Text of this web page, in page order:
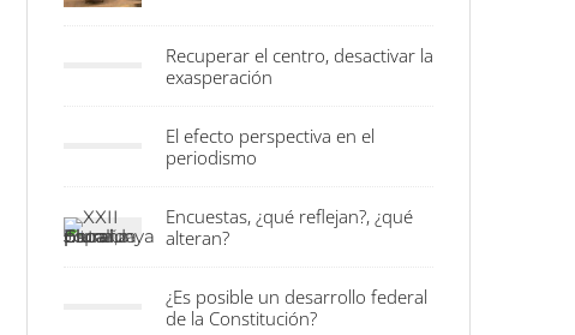
Recuperar el centro, desactivar la
exasperación
El efecto perspectiva en el
periodismo
Encuestas, ¿qué reflejan?, ¿qué
alteran?
¿Es posible un desarrollo federal
de la Constitución?